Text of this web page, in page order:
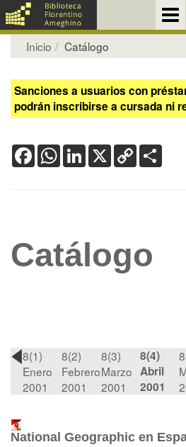
Inicio Catálogo
Sanciones a usuarios con
podrán inscribirse a cursada ni
FacebookWhatsApp
LinkedIn
X Copy
Link
Catálogo
8(1)
Enero
2001
8(2)
Febrero
2001
8(3)
Marzo
2001
8(4)
Abril
2001
National Geographic en